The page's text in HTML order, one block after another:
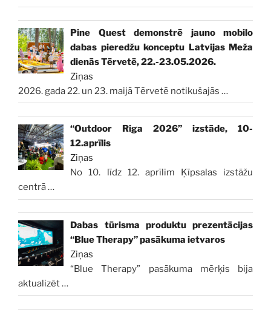
Pine Quest demonstrē jauno mobilo
dabas pieredžu konceptu Latvijas Meža
dienās Tērvetē, 22.-23.05.2026.
Ziņas
2026. gada 22. un 23. maijā Tērvetē notikušajās …
“Outdoor Riga 2026” izstāde, 10-
12.aprīlis
Ziņas
No 10. līdz 12. aprīlim Ķīpsalas izstāžu
centrā…
Dabas tūrisma produktu prezentācijas
“Blue Therapy” pasākuma ietvaros
Ziņas
“Blue Therapy” pasākuma mērķis bija
aktualizēt…